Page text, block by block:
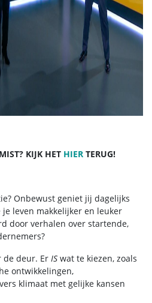
KIJK HET HIER TERUG!
Onbewust geniet jij dagelijks
leven makkelijker en leuker
door verhalen over startende,
de deur. Er IS wat te kiezen, zoals
ontwikkelingen,
klimaat met gelijke kansen